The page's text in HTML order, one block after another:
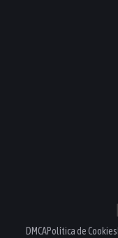
DMCAPolítica de Cookies